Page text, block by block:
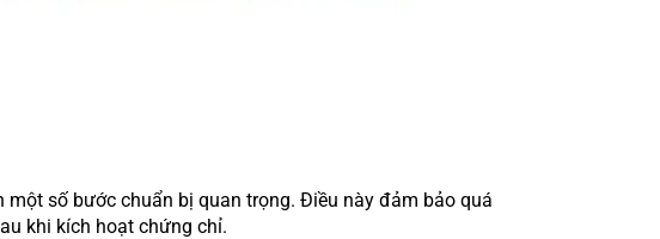
một số bước chuẩn bị quan trọng. Điều này đảm bảo quá
khi kích hoạt chứng chỉ.